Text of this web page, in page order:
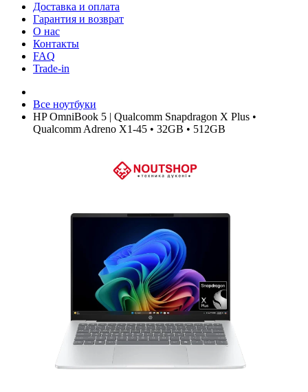
Доставка и оплата
Гарантия и возврат
О нас
Контакты
FAQ
Trade-in
Все ноутбуки
HP OmniBook 5 | Qualcomm Snapdragon X Plus •
Qualcomm Adreno X1-45 • 32GB • 512GB